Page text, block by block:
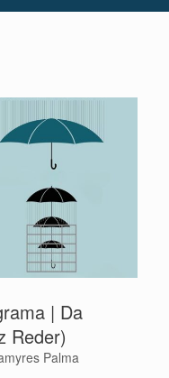
| Da
Reder)
Palma